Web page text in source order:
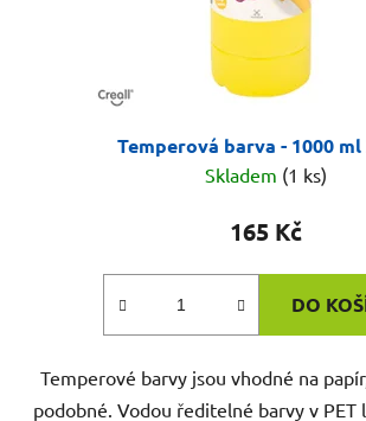
Temperová barva - 1000
Skladem (1 ks)
165 Kč
DO
Temperové barvy jsou vhodné na
podobné. Vodou ředitelné barvy v PET